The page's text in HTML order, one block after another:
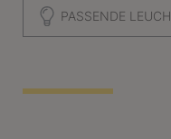
PASSENDE